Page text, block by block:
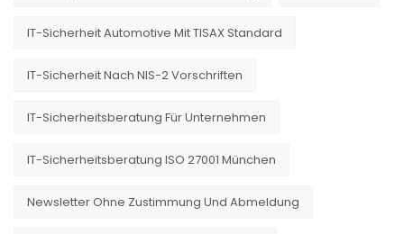
IT-Sicherheit Automotive Mit TISAX Standard
IT-Sicherheit Nach NIS-2 Vorschriften
IT-Sicherheitsberatung Für Unternehmen
IT-Sicherheitsberatung ISO 27001 München
Newsletter Ohne Zustimmung Und Abmeldung